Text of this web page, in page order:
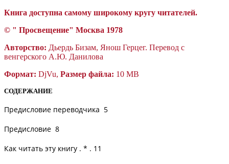
Книга доступна самому широкому кругу читателей.
© " Просвещение" Москва 1978
Авторство: Дьердь Бизам, Янош Герцег. Перевод с
венгерского А.Ю. Данилова
Формат: DjVu, Размер файла: 10 MB
СОДЕРЖАНИЕ
Предисловие переводчика 5
Предисловие 8
Как читать эту книгу . * . 11